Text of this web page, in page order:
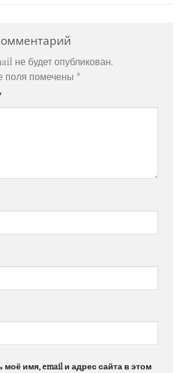
не будет опубликован.
поля помечены *
моё имя, email и адрес сайта в этом